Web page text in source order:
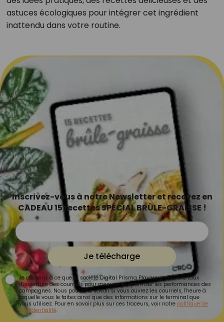
astuces écologiques pour intégrer cet ingrédient
inattendu dans votre routine.
Inscrivez-vous à notre Newsletter et recevez en
CADEAU 15 recettes SPÉCIAL BRÛLE-GRAISSE !
Je télécharge
Je consens à ce que la société Digital Prisma Players analyse le taux
d'ouverture des courriels pour mesurer et optimiser les performances des
campagnes. Nous pourrons savoir si vous ouvrez les courriels, l'heure à
laquelle vous le faites ainsi que des informations sur le terminal que
vous utilisez. Pour en savoir plus sur ces traceurs, voir notre politique de
confidentialité.